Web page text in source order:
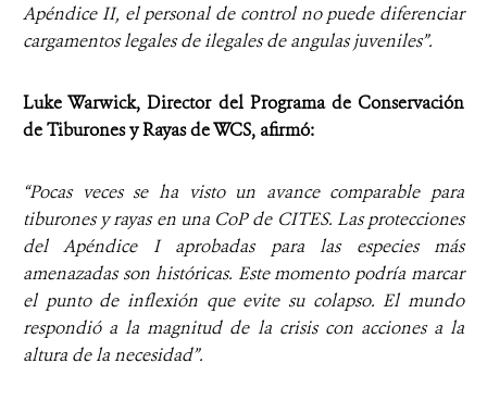
Apéndice II, el personal de control no puede diferenciar
cargamentos legales de ilegales de angulas juveniles”.
Luke Warwick, Director del Programa de Conservación
de Tiburones y Rayas de WCS, afirmó:
“Pocas veces se ha visto un avance comparable para
tiburones y rayas en una CoP de CITES. Las protecciones
del Apéndice I aprobadas para las especies más
amenazadas son históricas. Este momento podría marcar
el punto de inflexión que evite su colapso. El mundo
respondió a la magnitud de la crisis con acciones a la
altura de la necesidad”.